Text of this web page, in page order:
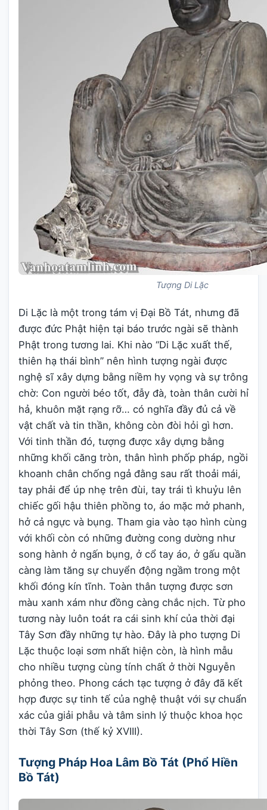
Tượng Di Lặc
Di Lặc là một trong tám vị Đại Bồ Tát, nhưng đã
được đức Phật hiện tại báo trước ngài sẽ thành
Phật trong tương lai. Khi nào “Di Lặc xuất thế,
thiên hạ thái bình” nên hình tượng ngài được
nghệ sĩ xây dựng bằng niềm hy vọng và sự trông
chờ: Con người béo tốt, đẫy đà, toàn thân cười hỉ
hả, khuôn mặt rạng rỡ… có nghĩa đầy đủ cả về
vật chất và tin thần, không còn đòi hỏi gì hơn.
Với tinh thần đó, tượng được xây dựng bằng
những khối căng tròn, thân hình phốp pháp, ngồi
khoanh chân chống ngả đằng sau rất thoải mái,
tay phải để úp nhẹ trên đùi, tay trái tì khuỷu lên
chiếc gối hậu thiên phồng to, áo mặc mở phanh,
hở cả ngực và bụng. Tham gia vào tạo hình cùng
với khối còn có những đường cong dường như
song hành ở ngấn bụng, ở cổ tay áo, ở gấu quần
càng làm tăng sự chuyển động ngầm trong một
khối đóng kín tĩnh. Toàn thân tượng được sơn
màu xanh xám như đồng càng chắc nịch. Từ pho
tương này luôn toát ra cái sinh khí của thời đại
Tây Sơn đầy những tự hào. Đây là pho tượng Di
Lặc thuộc loại sơm nhất hiện còn, là hình mẫu
cho nhiều tượng cùng tính chất ở thời Nguyễn
phỏng theo. Phong cách tạc tượng ở đây đã kết
hợp được sự tinh tế của nghệ thuật với sự chuẩn
xác của giải phẫu và tâm sinh lý thuộc khoa học
thời Tây Sơn (thế kỷ XVIII).
Tượng Pháp Hoa Lâm Bồ Tát (Phổ Hiền
Bồ Tát)